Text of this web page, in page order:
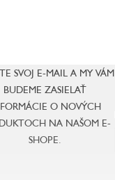
SVOJ E-MAIL A MY VÁM
BUDEME ZASIELAŤ
O NOVÝCH
NA NAŠOM E-
SHOPE.